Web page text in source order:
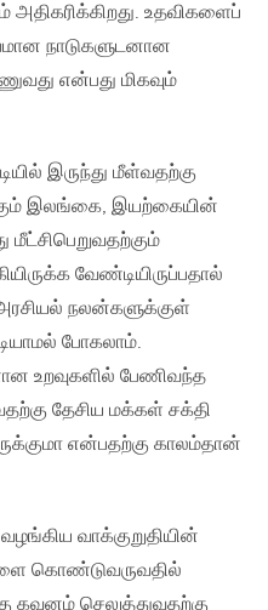
உதவிகளைப்
நாடுகளுடனான
என்பது மிகவும்
இருந்து மீள்வதற்கு
இலங்கை, இயற்கையின்
மீட்சிபெறுவதற்கும்
வேண்டியிருப்பதால்
அரசியல் நலன்களுக்குள்
போகலாம்.
உறவுகளில் பேணிவந்த
தேசிய மக்கள் சக்தி
என்பதற்கு காலம்தான்
வாக்குறுதியின்
கொண்டுவருவதில்
கவனம் செலுத்துவதற்கு